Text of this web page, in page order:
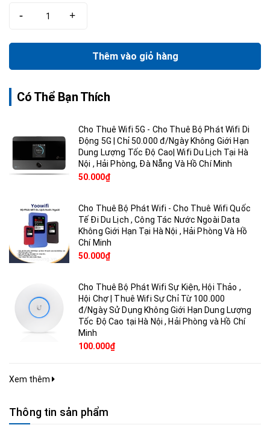
- +
Thêm vào giỏ hàng
Có Thể Bạn Thích
Cho Thuê Wifi 5G - Cho Thuê Bộ Phát Wifi Di
Động 5G | Chỉ 50.000 đ/Ngày Không Giới Hạn
Dung Lượng Tốc Độ Cao| Wifi Du Lịch Tại Hà
Nội , Hải Phòng, Đà Nẵng Và Hồ Chí Minh
50.000₫
Cho Thuê Bộ Phát Wifi - Cho Thuê Wifi Quốc
Tế Đi Du Lịch , Công Tác Nước Ngoài Data
Không Giới Hạn Tại Hà Nội , Hải Phòng Và Hồ
Chí Minh
50.000₫
Cho Thuê Bộ Phát Wifi Sự Kiện, Hội Thảo ,
Hội Chợ | Thuê Wifi Sự Chỉ Từ 100.000
đ/Ngày Sử Dụng Không Giới Hạn Dung Lượng
Tốc Độ Cao tại Hà Nội , Hải Phòng và Hồ Chí
Minh
100.000₫
Xem thêm
Thông tin sản phẩm